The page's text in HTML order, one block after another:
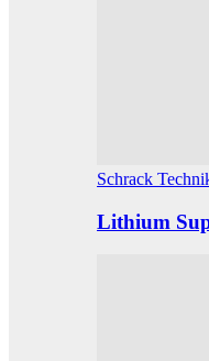
Schrack
Lithium